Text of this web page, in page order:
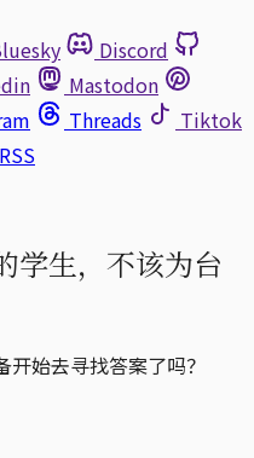
Discord
Mastodon
Threads
Tiktok
RSS
学生，不该为台
始去寻找答案了吗？